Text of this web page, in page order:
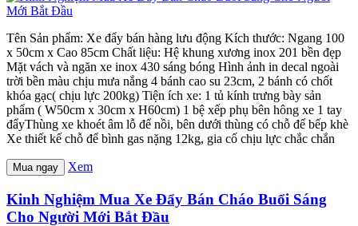
Tên Sản phẩm: Xe đẩy bán hàng lưu động Kích thước: Ngang 100
x 50cm x Cao 85cm Chất liệu: Hệ khung xương inox 201 bền đẹp
Mặt vách và ngăn xe inox 430 sáng bóng Hình ảnh in decal ngoài
trời bền màu chịu mưa nắng 4 bánh cao su 23cm, 2 bánh có chốt
khóa gạc( chịu lực 200kg) Tiện ích xe: 1 tủ kính trưng bày sản
phẩm ( W50cm x 30cm x H60cm) 1 bệ xếp phụ bên hông xe 1 tay
đẩyThùng xe khoét âm lỗ để nồi, bên dưới thùng có chỗ để bếp khè
Xe thiết kế chỗ để bình gas nặng 12kg, gia cố chịu lực chắc chắn
Mua ngay Xem
Kinh Nghiệm Mua Xe Đẩy Bán Cháo Buổi Sáng
Cho Người Mới Bắt Đầu